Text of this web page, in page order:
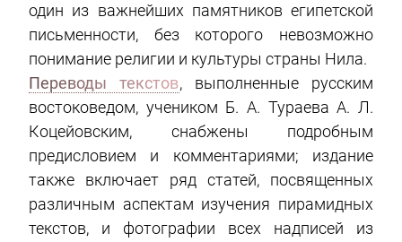
один из важнейших памятников египетской
письменности, без которого невозможно
понимание религии и культуры страны Нила.
Переводы текстов, выполненные русским
востоковедом, учеником Б. А. Тураева А. Л.
Коцейовским, снабжены подробным
предисловием и комментариями; издание
также включает ряд статей, посвященных
различным аспектам изучения пирамидных
текстов, и фотографии всех надписей из